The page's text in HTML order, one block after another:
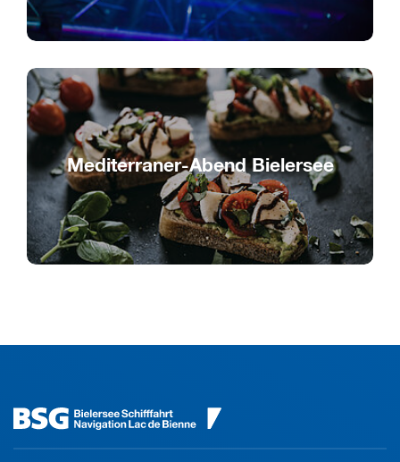
Mediterraner-Abend Bielersee
Mittelmeergenuss auf dem Bielersee